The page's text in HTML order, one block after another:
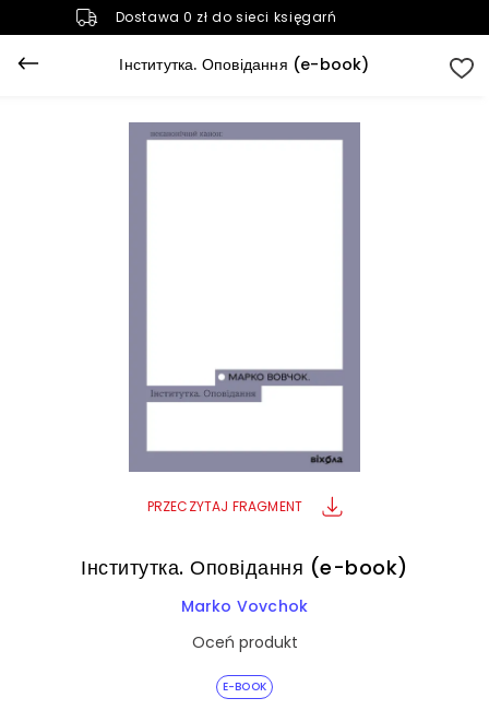
Dostawa 0 zł do sieci księgarń
Інститутка. Оповідання (e-book)
PRZECZYTAJ FRAGMENT
E-BOOK
Інститутка. Оповідання (e-book)
Marko Vovchok
Oceń produkt